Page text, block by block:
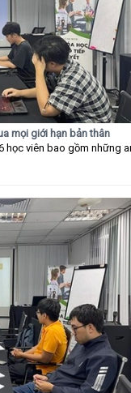
mọi giới hạn bản thân
học viên bao gồm những